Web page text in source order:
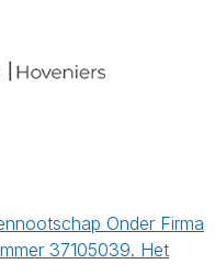
Onder Firma
37105039. Het